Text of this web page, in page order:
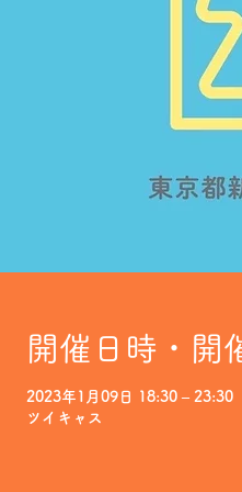
開催日時・開
2023年1月09日 18:30 – 23:30
ツイキャス